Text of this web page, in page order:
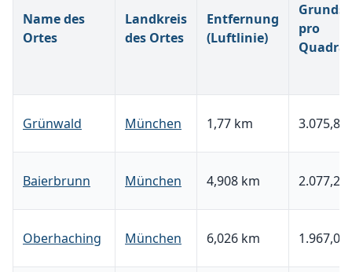
Name des
Ortes
Landkreis
des Ortes
Entfernung
(Luftlinie)
pro
Grünwald München 1,77 km 3.075,85
Baierbrunn München 4,908 km 2.077,20
Oberhaching München 6,026 km 1.967,02